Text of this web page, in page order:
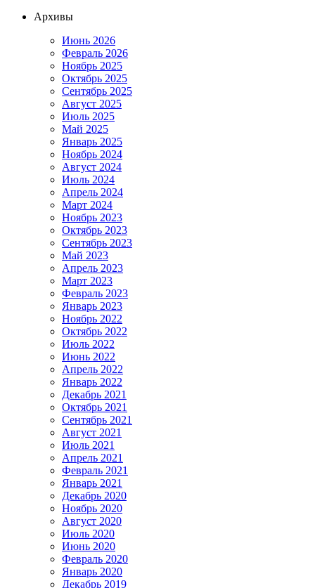
Архивы
Июнь 2026
Февраль 2026
Ноябрь 2025
Октябрь 2025
Сентябрь 2025
Август 2025
Июль 2025
Май 2025
Январь 2025
Ноябрь 2024
Август 2024
Июль 2024
Апрель 2024
Март 2024
Ноябрь 2023
Октябрь 2023
Сентябрь 2023
Май 2023
Апрель 2023
Март 2023
Февраль 2023
Январь 2023
Ноябрь 2022
Октябрь 2022
Июль 2022
Июнь 2022
Апрель 2022
Январь 2022
Декабрь 2021
Октябрь 2021
Сентябрь 2021
Август 2021
Июль 2021
Апрель 2021
Февраль 2021
Январь 2021
Декабрь 2020
Ноябрь 2020
Август 2020
Июль 2020
Июнь 2020
Февраль 2020
Январь 2020
Декабрь 2019